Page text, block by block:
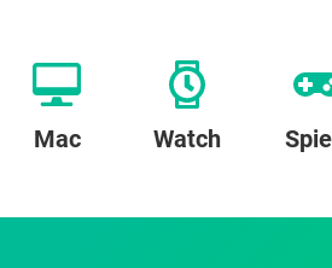
Mac Watch